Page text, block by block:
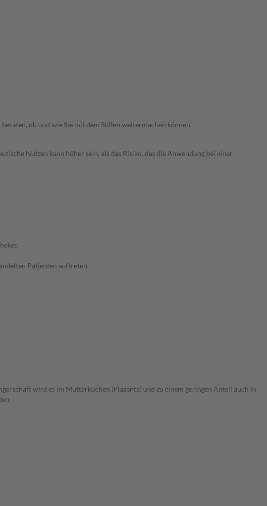
ob und wie Sie mit dem Stillen weitermachen können.
Nutzen kann höher sein, als das Risiko, das die Anwendung bei einer
Patienten auftreten.
wird es im Mutterkuchen (Plazenta) und zu einem geringen Anteil auch in